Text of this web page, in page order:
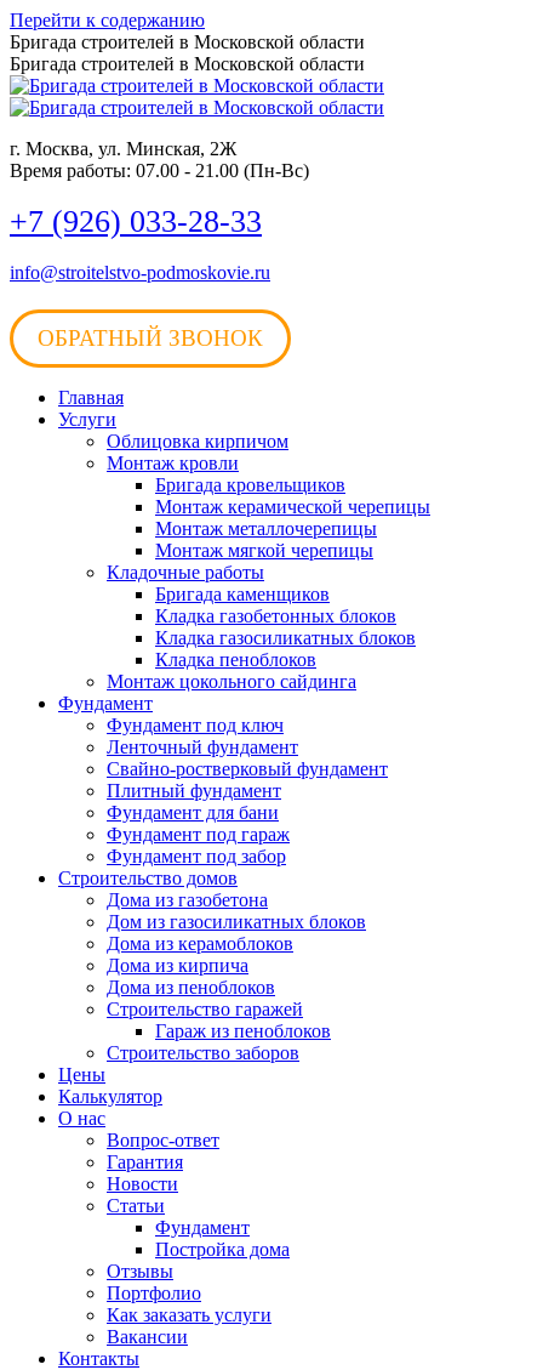
Перейти к содержанию
Бригада строителей в Московской области
Бригада строителей в Московской области
г. Москва, ул. Минская, 2Ж
Время работы: 07.00 - 21.00 (Пн-Вс)
+7 (926) 033-28-33
info@stroitelstvo-podmoskovie.ru
ОБРАТНЫЙ ЗВОНОК
Главная
Услуги
Облицовка кирпичом
Монтаж кровли
Бригада кровельщиков
Монтаж керамической черепицы
Монтаж металлочерепицы
Монтаж мягкой черепицы
Кладочные работы
Бригада каменщиков
Кладка газобетонных блоков
Кладка газосиликатных блоков
Кладка пеноблоков
Монтаж цокольного сайдинга
Фундамент
Фундамент под ключ
Ленточный фундамент
Свайно-ростверковый фундамент
Плитный фундамент
Фундамент для бани
Фундамент под гараж
Фундамент под забор
Строительство домов
Дома из газобетона
Дом из газосиликатных блоков
Дома из керамоблоков
Дома из кирпича
Дома из пеноблоков
Строительство гаражей
Гараж из пеноблоков
Строительство заборов
Цены
Калькулятор
О нас
Вопрос-ответ
Гарантия
Новости
Статьи
Фундамент
Постройка дома
Отзывы
Портфолио
Как заказать услуги
Вакансии
Контакты